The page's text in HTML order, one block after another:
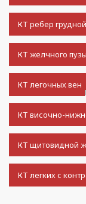
КТ ребер
КТ желчного
КТ легочных вен
КТ височно-
КТ щитовидной
КТ легких с